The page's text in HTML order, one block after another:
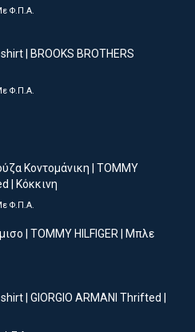
Φ.Π.Α.
| BROOKS BROTHERS
Φ.Π.Α.
Κοντομάνικη | TOMMY
| Κόκκινη
Φ.Π.Α.
| TOMMY HILFIGER | Μπλε
| GIORGIO ARMANI Thrifted |